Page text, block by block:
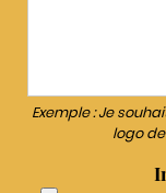
Exemple : Je
logo